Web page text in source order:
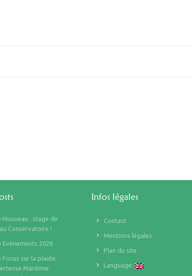
Nouveau : stage de
Conservatoire !
Evènements 2026
Focus sur la plante
Maritime
Infos légales
Contact
Mentions légales
Plan du site
Language: